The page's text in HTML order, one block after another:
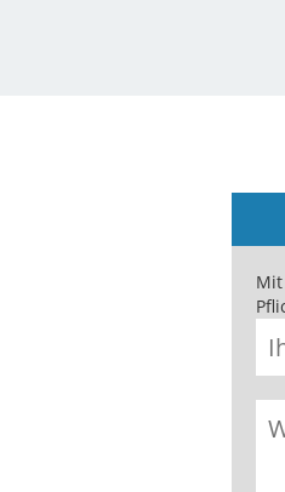
Mit